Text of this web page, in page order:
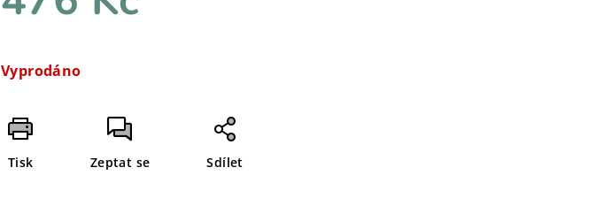
cena:
Vyprodáno
Tisk Zeptat se Sdílet